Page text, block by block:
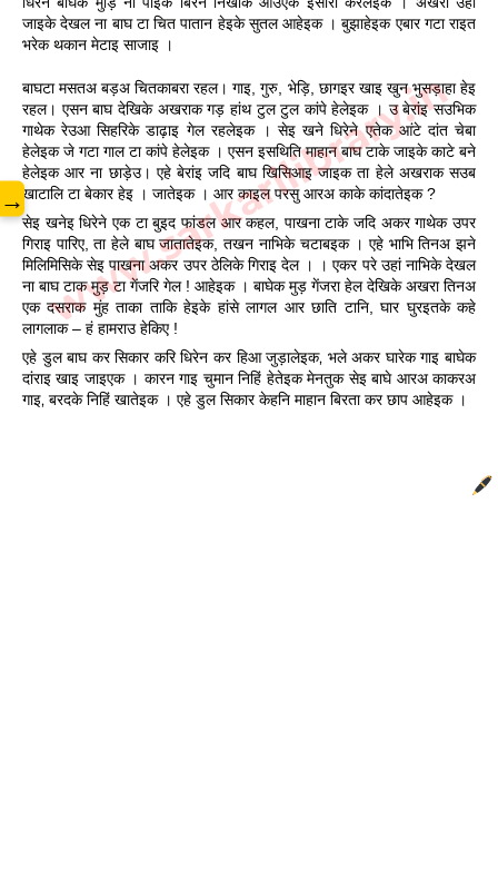
जाइके देखल ना बाघ टा चित पातान हेइके सुतल आहेइक । बुझाहेइक एबार गटा राइत
भरेक थकान मेटाइ साजाइ ।
बाघटा मसतअ बड़अ चितकाबरा रहल। गाइ, गुरु, भेड़ि, छागइर खाइ खुन भुसड़ाहा हेइ
रहल। एसन बाघ देखिके अखराक गड़ हांथ टुल टुल कांपे हेलेइक । उ बेरांइ सउभिक
गाथेक रेउआ सिहरिके डाढ़ाइ गेल रहलेइक । सेइ खने धिरेने एतेक आंटे दांत चेबा
हेलेइक जे गटा गाल टा कांपे हेलेइक । एसन इसथिति माहान बाघ टाके जाइके काटे बने
हेलेइक आर ना छाड़ेउ। एहे बेरांइ जदि बाघ खिसिआइ जाइक ता हेले अखराक सउब
खाटालि टा बेकार हेइ । जातेइक । आर काइल परसु आरअ काके कांदातेइक ?
सेइ खनेइ धिरेने एक टा बुइद फांडल आर कहल, पाखना टाके जदि अकर गाथेक उपर
गिराइ पारिए, ता हेले बाघ जातातेइक, तखन नाभिके चटाबइक । एहे भाभि तिनअ झने
मिलिमिसिके सेइ पाखना अकर उपर ठेलिके गिराइ देल । । एकर परे उहां नाभिके देखल
ना बाघ टाक मुड़ टा गेंजरि गेल ! आहेइक । बाघेक मुड़ गेंजरा हेल देखिके अखरा तिनअ
एक दसराक मुंह ताका ताकि हेइके हांसे लागल आर छाति टानि, घार घुरइतके कहे
लागलाक – हं हामराउ हेकिए !
एहे डुल बाघ कर सिकार करि धिरेन कर हिआ जुड़ालेइक, भले अकर घारेक गाइ बाघेक
दांराइ खाइ जाइएक । कारन गाइ चुमान निहिं हेतेइक मेनतुक सेइ बाघे आरअ काकरअ
गाइ, बरदके निहिं खातेइक । एहे डुल सिकार केहनि माहान बिरता कर छाप आहेइक ।
www.sarkarilibrary.in
→